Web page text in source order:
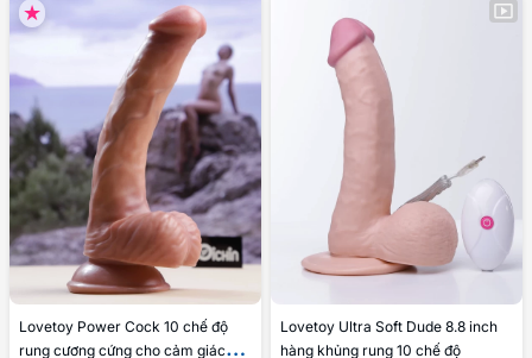
Lovetoy Power Cock 10 chế độ
rung cương cứng cho cảm giác
Lovetoy Ultra Soft Dude 8.8 inch
hàng khủng rung 10 chế độ